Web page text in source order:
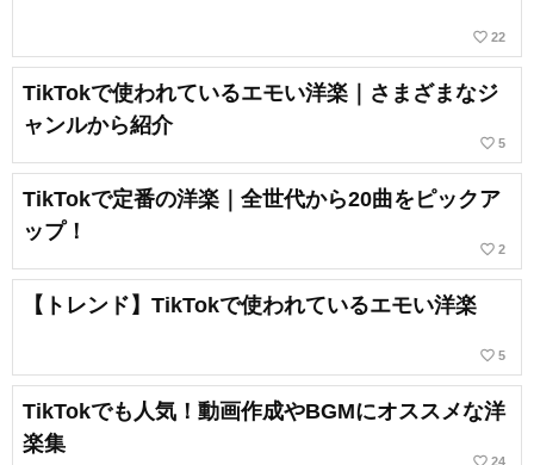
favorite_border 22
TikTokで使われているエモい洋楽｜さまざまなジ
ャンルから紹介
favorite_border 5
TikTokで定番の洋楽｜全世代から20曲をピックア
ップ！
favorite_border 2
【トレンド】TikTokで使われているエモい洋楽
favorite_border 5
TikTokでも人気！動画作成やBGMにオススメな洋
楽集
favorite_border 24